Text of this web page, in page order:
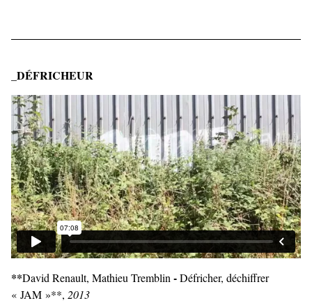
_DÉFRICHEUR
**David Renault, Mathieu Tremblin-Défricher, déchiffrer
« JAM »**, 2013